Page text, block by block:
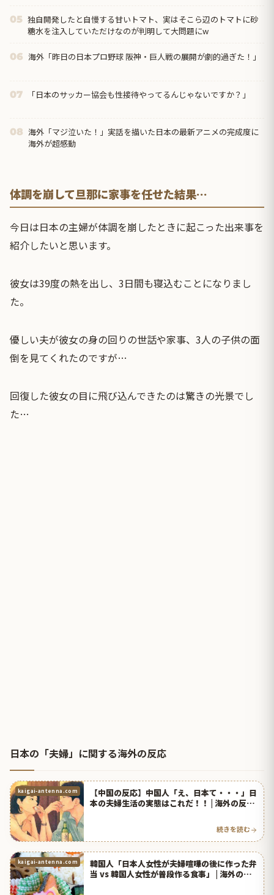
05 独自開発したと自慢する甘いトマト、実はそこら辺のトマトに砂
糖水を注入していただけなのが判明して大問題にw
06 海外「昨日の日本プロ野球 阪神・巨人戦の展開が劇的過ぎた！」
07 「日本のサッカー協会も性接待やってるんじゃないですか？」
08 海外「マジ泣いた！」実話を描いた日本の最新アニメの完成度に
海外が超感動
体調を崩して旦那に家事を任せた結果…
今日は日本の主婦が体調を崩したときに起こった出来事を
紹介したいと思います。
彼女は39度の熱を出し、3日間も寝込むことになりまし
た。
優しい夫が彼女の身の回りの世話や家事、3人の子供の面
倒を見てくれたのですが…
回復した彼女の目に飛び込んできたのは驚きの光景でし
た…
日本の「夫婦」に関する海外の反応
kaigai-antenna.com
【中国の反応】中国人「え、日本て・・・」日
本の夫婦生活の実態はこれだ！！ | 海外の反応
続きを読む
kaigai-antenna.com
韓国人「日本人女性が夫婦喧嘩の後に作った弁
当 vs 韓国人女性が普段作る食事」 | 海外の反